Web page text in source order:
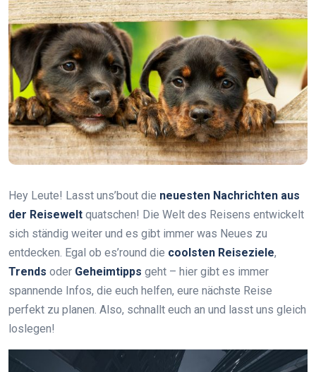
Hey Leute! Lasst uns’bout die neuesten Nachrichten aus
der Reisewelt quatschen! Die Welt des Reisens entwickelt
sich ständig weiter und es gibt immer was Neues zu
entdecken. Egal ob es’round die coolsten Reiseziele,
Trends oder Geheimtipps geht – hier gibt es immer
spannende Infos, die euch helfen, eure nächste Reise
perfekt zu planen. Also, schnallt euch an und lasst uns gleich
loslegen!